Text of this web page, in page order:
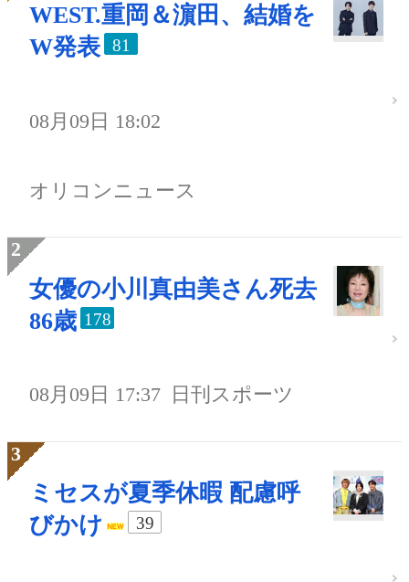
WEST.重岡＆濵田、結婚を
W発表
81
08月09日 18:02
オリコンニュース
女優の小川真由美さん死去
86歳 178
08月09日 17:37 日刊スポーツ
ミセスが夏季休暇 配慮呼
びかけ
39